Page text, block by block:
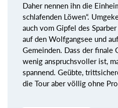
Daher nennen ihn die
schlafenden Löwen“.
auch vom Gipfel des
auf den Wolfgangsee und
Gemeinden. Dass der finale
wenig anspruchsvoller ist,
spannend. Geübte,
die Tour aber völlig ohne